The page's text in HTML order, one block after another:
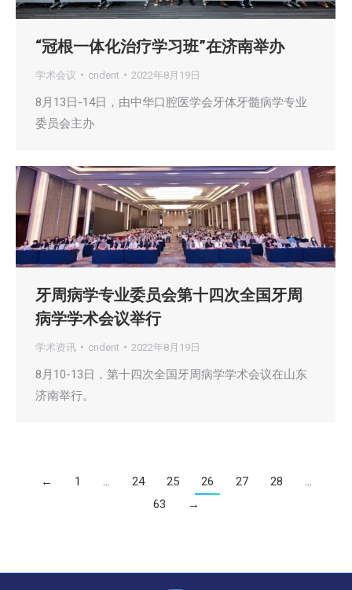
“冠根一体化治疗学习班”在济南举办
学术会议 cndent 2022年8月19日
8月13日-14日，由中华口腔医学会牙体牙髓病学专业
委员会主办
牙周病学专业委员会第十四次全国牙周
病学学术会议举行
学术资讯 cndent 2022年8月19日
8月10-13日，第十四次全国牙周病学学术会议在山东
济南举行。
← 1 … 24 25 26 27 28
…
63
→